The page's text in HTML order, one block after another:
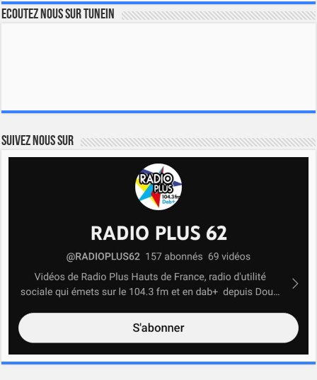
Ecoutez nous sur TuneIn
Suivez nous sur